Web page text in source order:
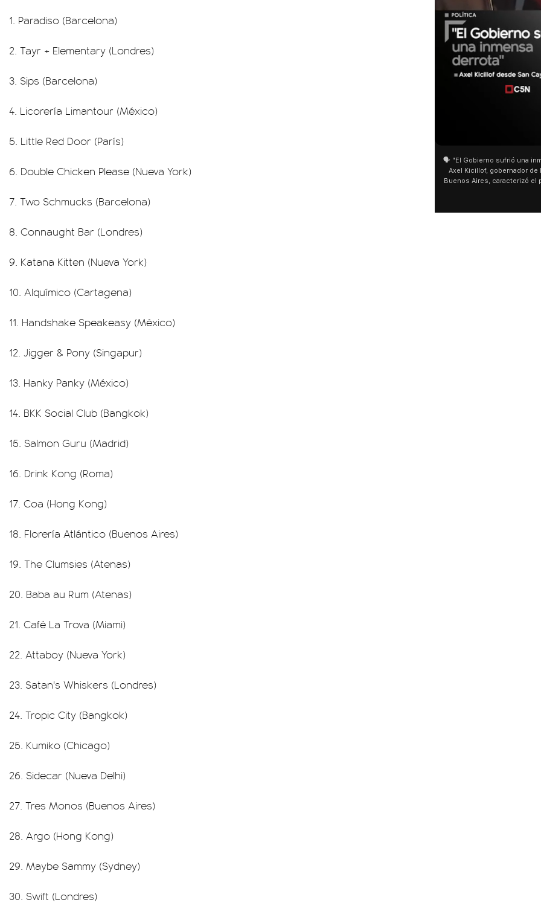
1. Paradiso (Barcelona)
2. Tayr + Elementary (Londres)
3. Sips (Barcelona)
4. Licorería Limantour (México)
5. Little Red Door (París)
6. Double Chicken Please (Nueva York)
7. Two Schmucks (Barcelona)
8. Connaught Bar (Londres)
9. Katana Kitten (Nueva York)
10. Alquímico (Cartagena)
11. Handshake Speakeasy (México)
12. Jigger & Pony (Singapur)
13. Hanky Panky (México)
14. BKK Social Club (Bangkok)
15. Salmon Guru (Madrid)
16. Drink Kong (Roma)
17. Coa (Hong Kong)
18. Florería Atlántico (Buenos Aires)
19. The Clumsies (Atenas)
20. Baba au Rum (Atenas)
21. Café La Trova (Miami)
22. Attaboy (Nueva York)
23. Satan's Whiskers (Londres)
24. Tropic City (Bangkok)
25. Kumiko (Chicago)
26. Sidecar (Nueva Delhi)
27. Tres Monos (Buenos Aires)
28. Argo (Hong Kong)
29. Maybe Sammy (Sydney)
30. Swift (Londres)
🗣️ "El Gobierno sufrió una
Axel Kicillof, gobernador de
Buenos Aires, caracterizó el
como "una lista sábana con
y destacó "la movilización